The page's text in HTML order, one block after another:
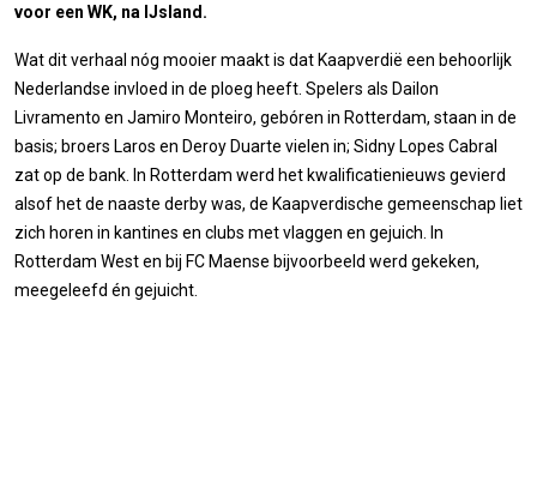
voor een WK, na IJsland.
Wat dit verhaal nóg mooier maakt is dat Kaapverdië een behoorlijk
Nederlandse invloed in de ploeg heeft. Spelers als Dailon
Livramento en Jamiro Monteiro, gebóren in Rotterdam, staan in de
basis; broers Laros en Deroy Duarte vielen in; Sidny Lopes Cabral
zat op de bank. In Rotterdam werd het kwalificatienieuws gevierd
alsof het de naaste derby was, de Kaapverdische gemeenschap liet
zich horen in kantines en clubs met vlaggen en gejuich. In
Rotterdam West en bij FC Maense bijvoorbeeld werd gekeken,
meegeleefd én gejuicht.